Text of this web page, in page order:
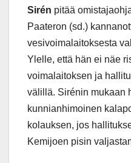
Sirén pitää
Paateron (sd.)
vesivoimalaitoksesta
Ylelle, että hän ei näe
voimalaitoksen ja
välillä. Sirénin mukaan
kunnianhimoinen
kolauksen, jos
Kemijoen pisin